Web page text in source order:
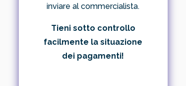
inviare al commercialista.
Tieni sotto controllo
facilmente la situazione
dei pagamenti!